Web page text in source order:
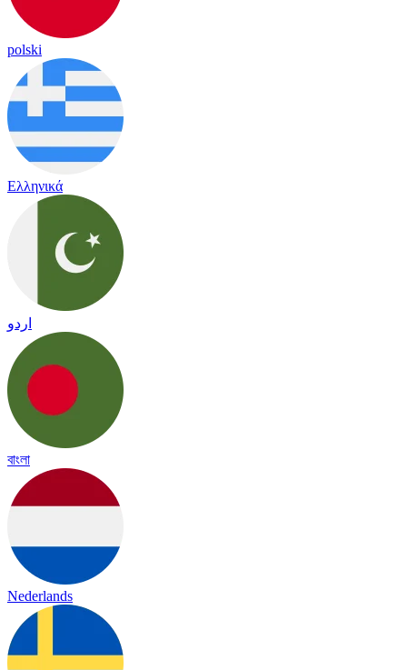
polski
Ελληνικά
اردو
বাংলা
Nederlands